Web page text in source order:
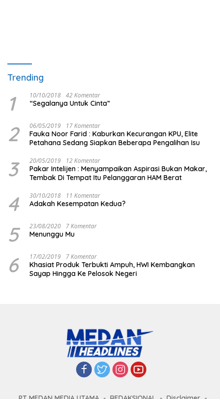
Trending
1 10/10/2018 42 Komentar
“Segalanya Untuk Cinta”
2 06/05/2019 17 Komentar
Fauka Noor Farid : Kaburkan Kecurangan KPU, Elite
Petahana Sedang Siapkan Beberapa Pengalihan Isu
3 20/05/2019 12 Komentar
Pakar Intelijen : Menyampaikan Aspirasi Bukan Makar,
Tembak Di Tempat Itu Pelanggaran HAM Berat
4 30/10/2018 11 Komentar
Adakah Kesempatan Kedua?
5 23/08/2020 7 Komentar
Menunggu Mu
6 17/02/2019 7 Komentar
Khasiat Produk Terbukti Ampuh, HWI Kembangkan
Sayap Hingga Ke Pelosok Negeri